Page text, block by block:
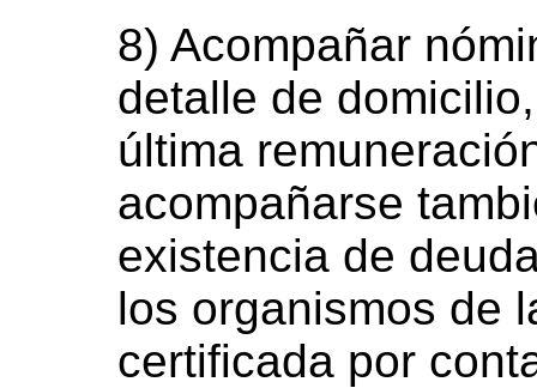
8) Acompañar
detalle de
última
acompañarse
existencia de
los organismos de
certificada por